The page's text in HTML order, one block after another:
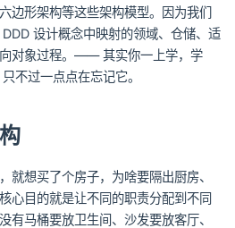
边形架构等这些架构模型。因为我们
设计概念中映射的领域、仓储、适
对象过程。—— 其实你一上学，学
不过一点点在忘记它。
就想买了个房子，为啥要隔出厨房、
心目的就是让不同的职责分配到不同
有马桶要放卫生间、沙发要放客厅、